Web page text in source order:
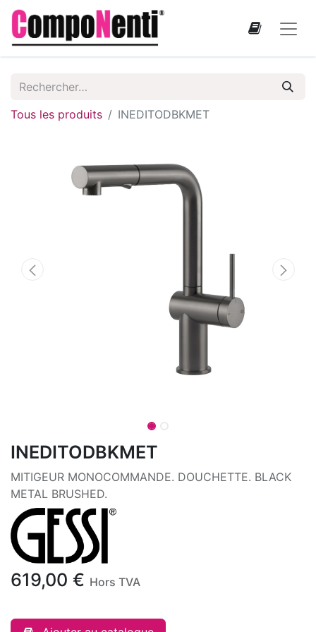
Tous les produits INEDITODBKMET
INEDITODBKMET
MITIGEUR MONOCOMMANDE. DOUCHETTE. BLACK
METAL BRUSHED.
619,00 € Hors TVA